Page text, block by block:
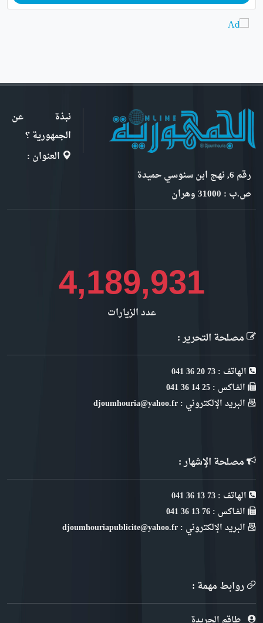
نبذة عن
الجمهورية ؟
العنوان :
رقم 6, نهج ابن سنوسي حميدة
ص.ب : 31000 وهران
4,697,795
عدد الزيارات
مصلحة التحرير :
الهاتف : 73 20 36 041
الفـاكس : 25 14 36 041
البريد الإلكتروني : djoumhouria@yahoo.fr
مصلحة الإشهار :
الهاتف : 73 13 36 041
الفـاكس : 76 13 36 041
البريد الإلكتروني : djoumhouriapublicite@yahoo.fr
روابط مهمة :